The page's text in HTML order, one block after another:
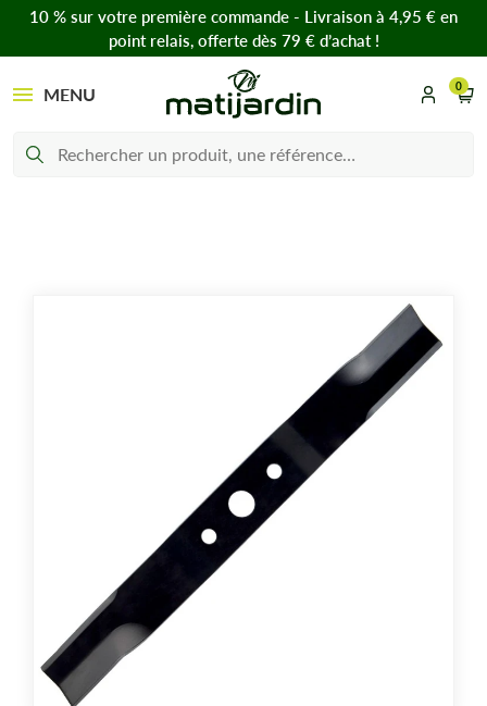
10 % sur votre première commande - Livraison à 4,95 € en
point relais, offerte dès 79 € d’achat !
MENU 0